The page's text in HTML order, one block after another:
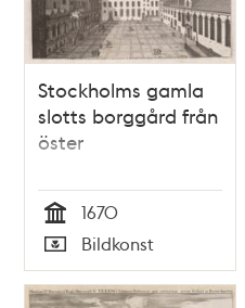
Stockholms gamla
slotts borggård från
öster
Tid
1670
Typ
Bildkonst